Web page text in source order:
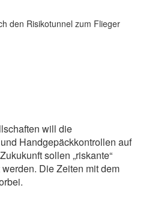
den Risikotunnel zum Flieger
will die
Handgepäckkontrollen auf
sollen „riskante“
Die Zeiten mit dem